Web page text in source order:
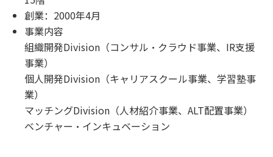
創業：2000年4月
事業内容
組織開発Division（コンサル・クラウド事業、IR支援
事業）
個人開発Division（キャリアスクール事業、学習塾事
業）
マッチングDivision（人材紹介事業、ALT配置事業）
ベンチャー・インキュベーション